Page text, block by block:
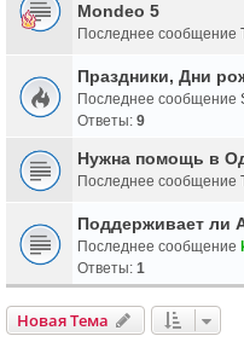
Mondeo 5
Последнее сообщение
Праздники, Дни
Последнее сообщение
Ответы: 9
Нужна помощь в
Последнее сообщение
Поддерживает ли
Последнее сообщение
Ответы: 1
Новая Тема